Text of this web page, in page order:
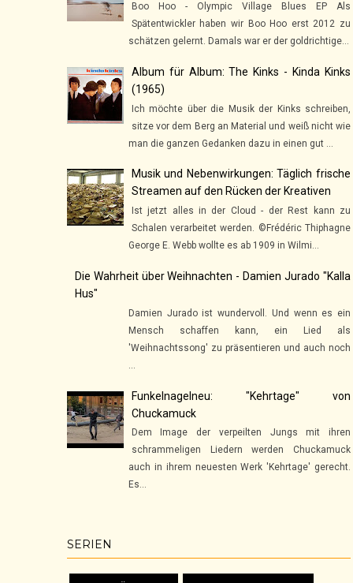
Boo Hoo - Olympic Village Blues EP Als
Spätentwickler haben wir Boo Hoo erst 2012 zu
schätzen gelernt. Damals war er der goldrichtige...
Album für Album: The Kinks - Kinda Kinks
(1965)
Ich möchte über die Musik der Kinks schreiben,
sitze vor dem Berg an Material und weiß nicht wie
man die ganzen Gedanken dazu in einen gut ...
Musik und Nebenwirkungen: Täglich frische
Streamen auf den Rücken der Kreativen
Ist jetzt alles in der Cloud - der Rest kann zu
Schalen verarbeitet werden. ©Frédéric Thiphagne
George E. Webb wollte es ab 1909 in Wilmi...
Die Wahrheit über Weihnachten - Damien Jurado "Kalla
Hus"
Damien Jurado ist wundervoll. Und wenn es ein
Mensch schaffen kann, ein Lied als
'Weihnachtssong' zu präsentieren und auch noch
...
Funkelnagelneu: "Kehrtage" von
Chuckamuck
Dem Image der verpeilten Jungs mit ihren
schrammeligen Liedern werden Chuckamuck
auch in ihrem neuesten Werk 'Kehrtage' gerecht.
Es...
SERIEN